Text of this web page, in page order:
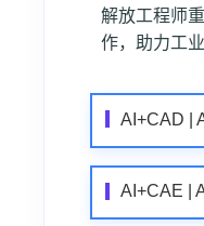
解放工程师
作，助力工
AI+CAD |
AI+CAE |